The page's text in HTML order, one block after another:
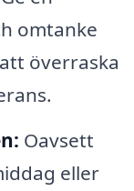
omtanke
överraska
Oavsett
eller